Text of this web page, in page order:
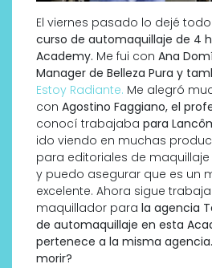
El viernes pasado lo dejé
curso de automaquillaje de 4
Academy. Me fui con Ana
Manager de Belleza Pura y
Estoy Radiante. Me alegró
con Agostino Faggiano, el
conocí trabajaba para
ido viendo en muchas
para editoriales de maquillaje
y puedo asegurar que es un
excelente. Ahora sigue
maquillador para la agencia
de automaquillaje en esta
pertenece a la misma
morir?